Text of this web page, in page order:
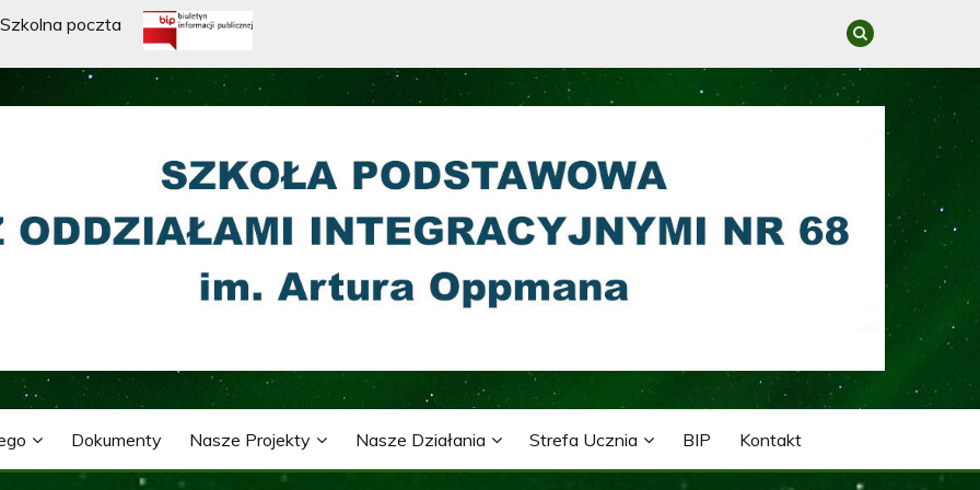
Szkolna poczta
Z ODDZIAŁAMI INTEGRACYJNYMI NR 68 IM.
ARTURA OPPMANA
Dokumenty Nasze Projekty Nasze Działania Strefa Ucznia BIP Kontakt